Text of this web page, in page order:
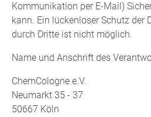
Kommunikation per E-Mail)
kann. Ein lückenloser Schutz der
durch Dritte ist nicht möglich.
Name und Anschrift des
ChemCologne e.V.
Neumarkt 35 - 37
50667 Köln